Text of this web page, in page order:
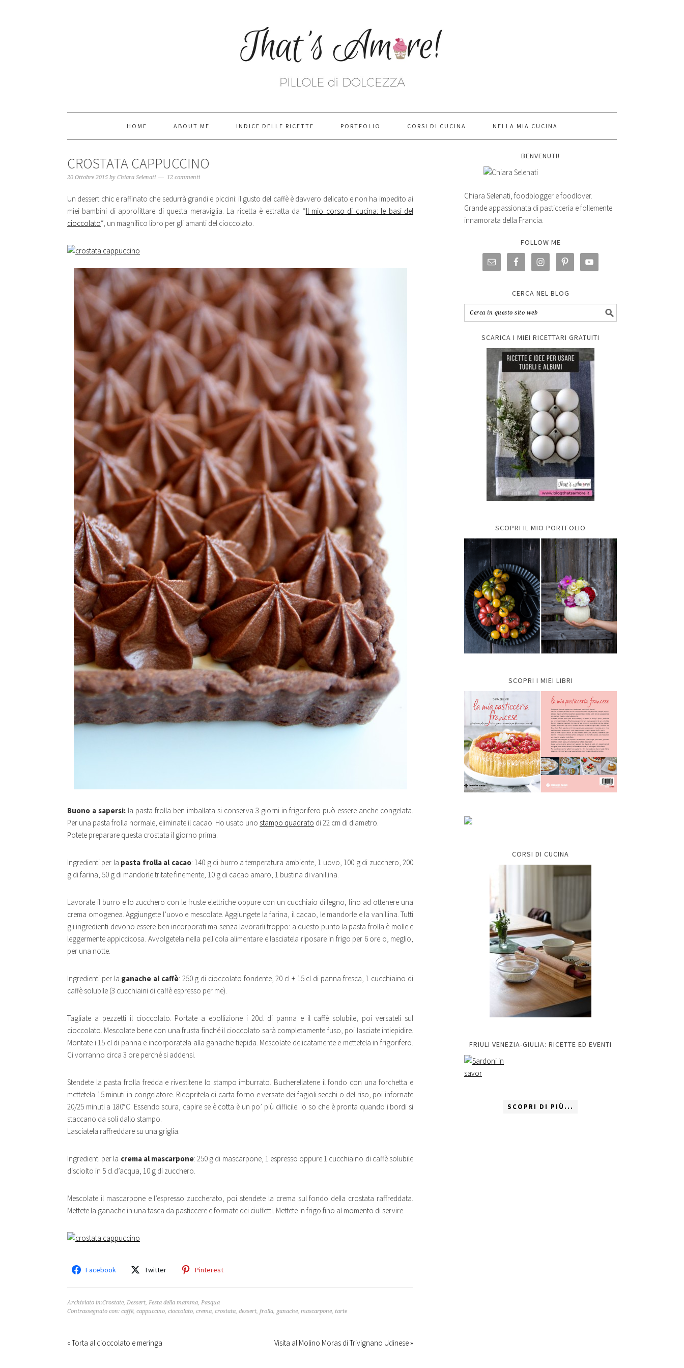
HOME ABOUT ME INDICE DELLE RICETTE PORTFOLIO CORSI DI CUCINA NELLA MIA CUCINA
CROSTATA CAPPUCCINO
20 Ottobre 2015 by Chiara Selenati 12 commenti
Un dessert chic e raffinato che sedurrà grandi e piccini: il gusto del caffè è davvero delicato e non ha impedito ai
miei bambini di approfittare di questa meraviglia. La ricetta è estratta da “Il mio corso di cucina: le basi del
cioccolato“, un magnifico libro per gli amanti del cioccolato.
Buono a sapersi: la pasta frolla ben imballata si conserva 3 giorni in frigorifero può essere anche congelata.
Per una pasta frolla normale, eliminate il cacao. Ho usato uno stampo quadrato di 22 cm di diametro.
Potete preparare questa crostata il giorno prima.
Ingredienti per la pasta frolla al cacao: 140 g di burro a temperatura ambiente, 1 uovo, 100 g di zucchero, 200
g di farina, 50 g di mandorle tritate finemente, 10 g di cacao amaro, 1 bustina di vanillina.
Lavorate il burro e lo zucchero con le fruste elettriche oppure con un cucchiaio di legno, fino ad ottenere una
crema omogenea. Aggiungete l’uovo e mescolate. Aggiungete la farina, il cacao, le mandorle e la vanillina. Tutti
gli ingredienti devono essere ben incorporati ma senza lavorarli troppo: a questo punto la pasta frolla è molle e
leggermente appiccicosa. Avvolgetela nella pellicola alimentare e lasciatela riposare in frigo per 6 ore o, meglio,
per una notte.
Ingredienti per la ganache al caffè: 250 g di cioccolato fondente, 20 cl + 15 cl di panna fresca, 1 cucchiaino di
caffè solubile (3 cucchiaini di caffè espresso per me).
Tagliate a pezzetti il cioccolato. Portate a ebollizione i 20cl di panna e il caffè solubile, poi versateli sul
cioccolato. Mescolate bene con una frusta finché il cioccolato sarà completamente fuso, poi lasciate intiepidire.
Montate i 15 cl di panna e incorporatela alla ganache tiepida. Mescolate delicatamente e mettetela in frigorifero.
Ci vorranno circa 3 ore perché si addensi.
Stendete la pasta frolla fredda e rivestitene lo stampo imburrato. Bucherellatene il fondo con una forchetta e
mettetela 15 minuti in congelatore. Ricopritela di carta forno e versate dei fagioli secchi o del riso, poi infornate
20/25 minuti a 180°C. Essendo scura, capire se è cotta è un po’ più difficile: io so che è pronta quando i bordi si
staccano da soli dallo stampo.
Lasciatela raffreddare su una griglia.
Ingredienti per la crema al mascarpone: 250 g di mascarpone, 1 espresso oppure 1 cucchiaino di caffè solubile
disciolto in 5 cl d’acqua, 10 g di zucchero.
Mescolate il mascarpone e l’espresso zuccherato, poi stendete la crema sul fondo della crostata raffreddata.
Mettete la ganache in una tasca da pasticcere e formate dei ciuffetti. Mettete in frigo fino al momento di servire.
Facebook Twitter Pinterest
Archiviato in:Crostate, Dessert, Festa della mamma, Pasqua
Contrassegnato con: caffé, cappuccino, cioccolato, crema, crostata, dessert, frolla, ganache, mascarpone, tarte
« Torta al cioccolato e meringa Visita al Molino Moras di Trivignano Udinese »
BENVENUTI!
Chiara Selenati, foodblogger e foodlover.
Grande appassionata di pasticceria e follemente
innamorata della Francia.
FOLLOW ME
CERCA NEL BLOG
SCARICA I MIEI RICETTARI GRATUITI
SCOPRI IL MIO PORTFOLIO
SCOPRI I MIEI LIBRI
CORSI DI CUCINA
FRIULI VENEZIA-GIULIA: RICETTE ED EVENTI
SCOPRI DI PIÙ...